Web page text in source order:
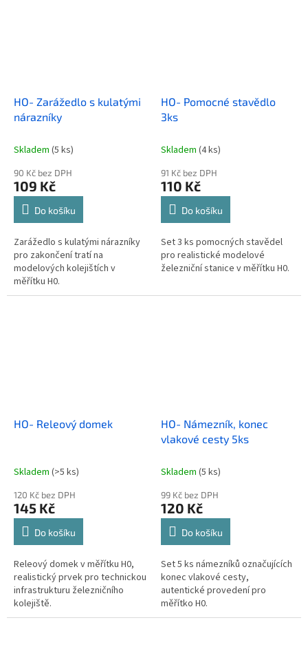
HO- Zarážedlo s kulatými
nárazníky
Skladem (5 ks)
90 Kč bez DPH
109 Kč
Do košíku
Zarážedlo s kulatými nárazníky
pro zakončení tratí na
modelových kolejištích v
měřítku H0.
HO- Pomocné stavědlo
3ks
Skladem (4 ks)
91 Kč bez DPH
110 Kč
Do košíku
Set 3 ks pomocných stavědel
pro realistické modelové
železniční stanice v měřítku H0.
HO- Releový domek
Skladem (>5 ks)
120 Kč bez DPH
145 Kč
Do košíku
Releový domek v měřítku H0,
realistický prvek pro technickou
infrastrukturu železničního
kolejiště.
HO- Námezník, konec
vlakové cesty 5ks
Skladem (5 ks)
99 Kč bez DPH
120 Kč
Do košíku
Set 5 ks námezníků označujících
konec vlakové cesty,
autentické provedení pro
měřítko H0.